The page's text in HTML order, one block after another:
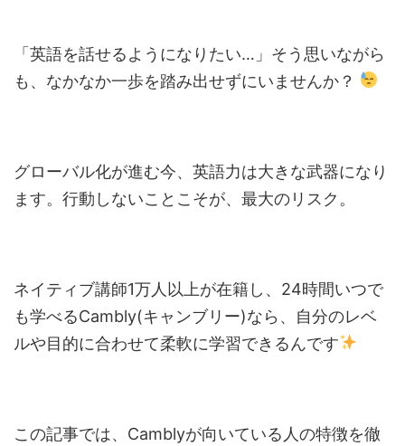
「英語を話せるようになりたい…」そう思いながら
も、なかなか一歩を踏み出せずにいませんか？
グローバル化が進む今、英語力は大きな武器になり
ます。行動しないことこそが、最大のリスク。
ネイティブ講師1万人以上が在籍し、24時間いつで
も学べるCambly(キャンブリー)なら、自分のレベ
ルや目的に合わせて柔軟に学習できるんです
この記事では、Camblyが向いている人の特徴を徹